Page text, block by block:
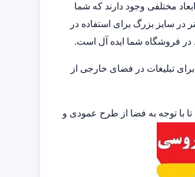
مختلفی وجود دارند که شما
در سایز بزرگ برای استفاده در
فروشگاه شما ایده آل است.
تبلیغات در فضای خارجی از
با توجه به فضا از طرح عمودی و